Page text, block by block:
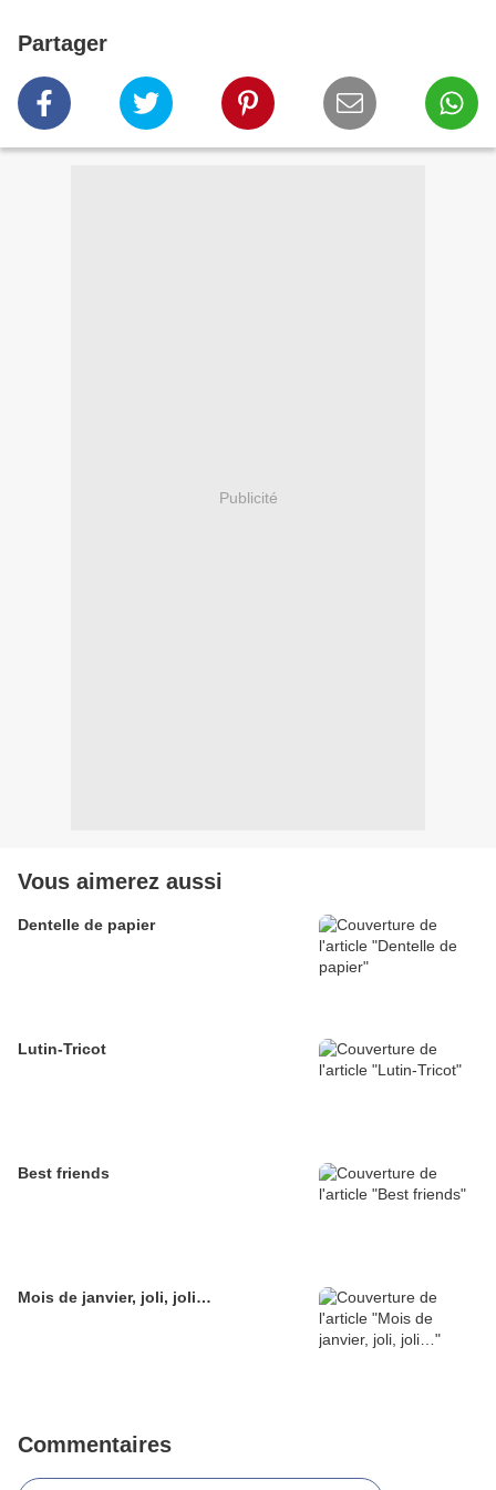
Partager
Publicité
Vous aimerez aussi
Dentelle de papier
Lutin-Tricot
Best friends
Mois de janvier, joli, joli…
Commentaires